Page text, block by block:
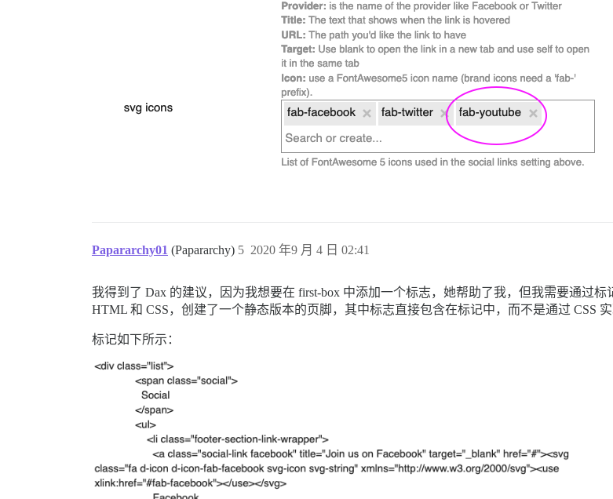
Papararchy01 (Papararchy) 2020 年9 月 4 日 02:41
5
我得到了 Dax 的建议，因为我想要在 first-box 中添加一个标志，她帮助了我，但我需要通过
HTML 和 CSS，创建了一个静态版本的页脚，其中标志直接包含在标记中，而不是通过 CSS
标记如下所示：